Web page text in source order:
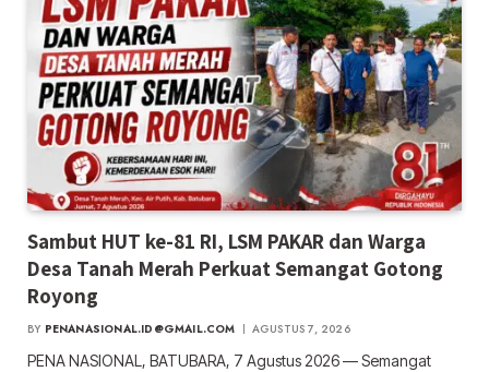
Sambut HUT ke-81 RI, LSM PAKAR dan Warga
Desa Tanah Merah Perkuat Semangat Gotong
Royong
BY PENANASIONAL.ID@GMAIL.COM AGUSTUS 7, 2026
PENA NASIONAL, BATUBARA, 7 Agustus 2026 — Semangat